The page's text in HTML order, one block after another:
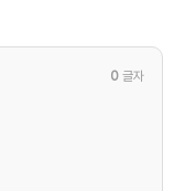
0 글자